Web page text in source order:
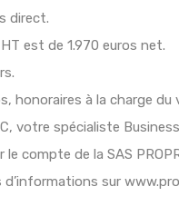
direct.
est de 1.970 euros net.
honoraires à la charge
votre spécialiste
compte de la SAS
d’informations sur